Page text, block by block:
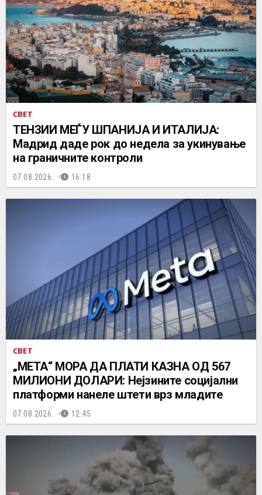
СВЕТ
ТЕНЗИИ МЕЃУ ШПАНИЈА И ИТАЛИЈА:
Мадрид даде рок до недела за укинување
на граничните контроли
07.08.2026. 16:18
СВЕТ
„МЕТА“ МОРА ДА ПЛАТИ КАЗНА ОД 567
МИЛИОНИ ДОЛАРИ: Нејзините социјални
платформи нанеле штети врз младите
07.08.2026. 12:45